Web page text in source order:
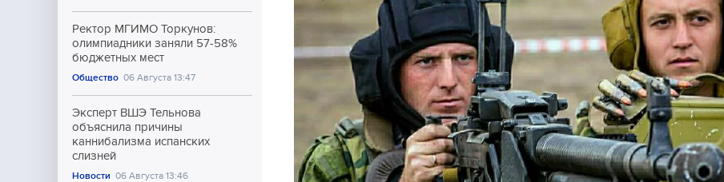
Ректор МГИМО Торкунов:
олимпиадники заняли 57-58%
бюджетных мест
Общество 06 Августа 13:47
Эксперт ВШЭ Тельнова
объяснила причины
каннибализма испанских
слизней
Новости 06 Августа 13:46